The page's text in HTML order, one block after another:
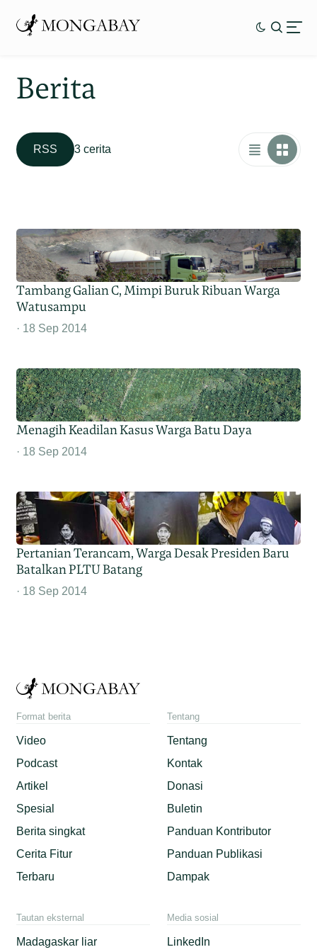
Berita
RSS 3 cerita
Tambang Galian C, Mimpi Buruk Ribuan Warga
Watusampu
18 Sep 2014
Menagih Keadilan Kasus Warga Batu Daya
18 Sep 2014
Pertanian Terancam, Warga Desak Presiden Baru
Batalkan PLTU Batang
18 Sep 2014
Format berita
Video
Podcast
Artikel
Spesial
Berita singkat
Cerita Fitur
Terbaru
Tentang
Tentang
Kontak
Donasi
Buletin
Panduan Kontributor
Panduan Publikasi
Dampak
Tautan eksternal
Madagaskar liar
Media sosial
LinkedIn